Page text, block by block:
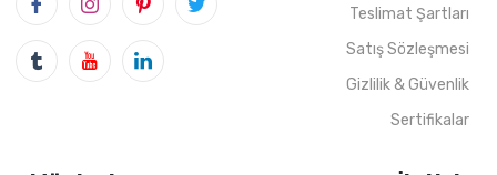
4 ADET 5-8 Years ADET 9-12 Years
Teslimat Şartları
Satış Sözleşmesi
Gizlilik & Güvenlik
Sertifikalar